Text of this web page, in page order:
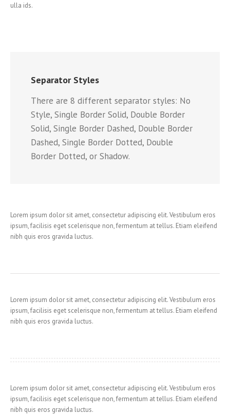
ulla ids.
Separator Styles
There are 8 different separator styles: No
Style, Single Border Solid, Double Border
Solid, Single Border Dashed, Double Border
Dashed, Single Border Dotted, Double
Border Dotted, or Shadow.
Lorem ipsum dolor sit amet, consectetur adipiscing elit. Vestibulum eros
ipsum, facilisis eget scelerisque non, fermentum at tellus. Etiam eleifend
nibh quis eros gravida luctus.
Lorem ipsum dolor sit amet, consectetur adipiscing elit. Vestibulum eros
ipsum, facilisis eget scelerisque non, fermentum at tellus. Etiam eleifend
nibh quis eros gravida luctus.
Lorem ipsum dolor sit amet, consectetur adipiscing elit. Vestibulum eros
ipsum, facilisis eget scelerisque non, fermentum at tellus. Etiam eleifend
nibh quis eros gravida luctus.